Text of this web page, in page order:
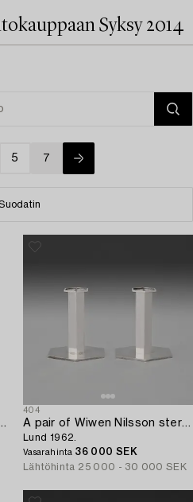
Syksy 2014
5 7
sterling candlesticks,
404
A pair of Wiwen Nilsson sterling candlesticks,
Lund 1962.
Vasarahinta 36 000 SEK
Lähtöhinta 25 000 - 30 000 SEK